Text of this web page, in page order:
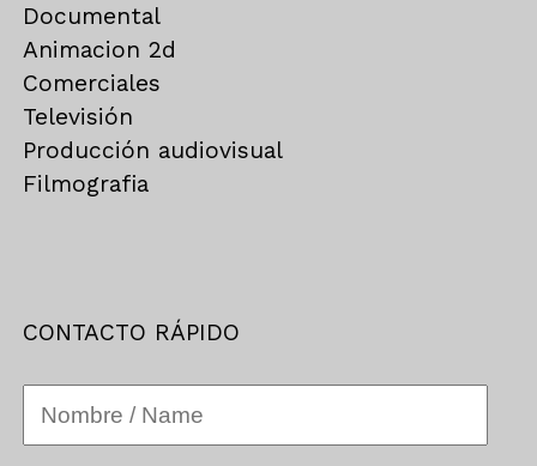
Documental
Animacion 2d
Comerciales
Televisión
Producción audiovisual
Filmografia
CONTACTO RÁPIDO